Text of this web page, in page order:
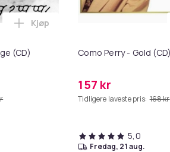
(CD)
Legg Isengard - Vinterskugge
Kjøp
Como Perry - Gold
157 kr
Tidligere laveste pris: 168 kr
5,0
fredag, 21 aug.